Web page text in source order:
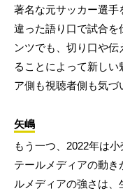
著名な元サッカー選手
違った語り口で試合を
ンツでも、切り口や伝
ることによって新し
ア側も視聴者側も気づ
矢嶋
もう一つ、2022年は
テールメディアの動
ルメディアの強さは